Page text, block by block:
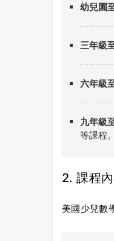
幼兒園
三年級
六年級
九年級
等課程。
2. 課程
美國少兒數